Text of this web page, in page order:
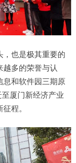
也是极其重要的
多的荣誉与认
息和软件园三期原
厦门新经济产业
程。